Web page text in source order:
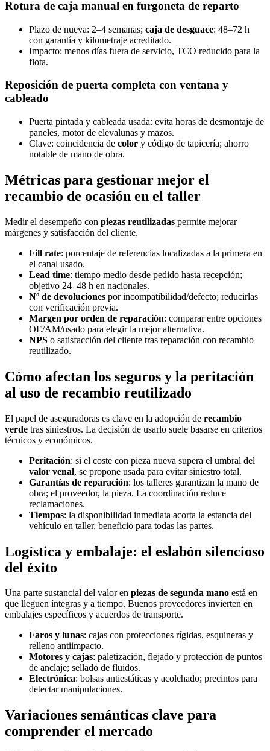
Rotura de caja manual en furgoneta de reparto
Plazo de nueva: 2–4 semanas; caja de desguace: 48–72 h
con garantía y kilometraje acreditado.
Impacto: menos días fuera de servicio, TCO reducido para la
flota.
Reposición de puerta completa con ventana y
cableado
Puerta pintada y cableada usada: evita horas de desmontaje de
paneles, motor de elevalunas y mazos.
Clave: coincidencia de color y código de tapicería; ahorro
notable de mano de obra.
Métricas para gestionar mejor el
recambio de ocasión en el taller
Medir el desempeño con piezas reutilizadas permite mejorar
márgenes y satisfacción del cliente.
Fill rate: porcentaje de referencias localizadas a la primera en
el canal usado.
Lead time: tiempo medio desde pedido hasta recepción;
objetivo 24–48 h en nacionales.
Nº de devoluciones por incompatibilidad/defecto; reducirlas
con verificación previa.
Margen por orden de reparación: comparar entre opciones
OE/AM/usado para elegir la mejor alternativa.
NPS o satisfacción del cliente tras reparación con recambio
reutilizado.
Cómo afectan los seguros y la peritación
al uso de recambio reutilizado
El papel de aseguradoras es clave en la adopción de recambio
verde tras siniestros. La decisión de usarlo suele basarse en criterios
técnicos y económicos.
Peritación: si el coste con pieza nueva supera el umbral del
valor venal, se propone usada para evitar siniestro total.
Garantías de reparación: los talleres garantizan la mano de
obra; el proveedor, la pieza. La coordinación reduce
reclamaciones.
Tiempos: la disponibilidad inmediata acorta la estancia del
vehículo en taller, beneficio para todas las partes.
Logística y embalaje: el eslabón silencioso
del éxito
Una parte sustancial del valor en piezas de segunda mano está en
que lleguen íntegras y a tiempo. Buenos proveedores invierten en
embalajes específicos y acuerdos de transporte.
Faros y lunas: cajas con protecciones rígidas, esquineras y
relleno antiimpacto.
Motores y cajas: paletización, flejado y protección de puntos
de anclaje; sellado de fluidos.
Electrónica: bolsas antiestáticas y acolchado; precintos para
detectar manipulaciones.
Variaciones semánticas clave para
comprender el mercado